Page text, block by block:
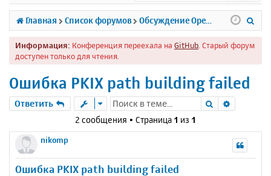
ы
л
к
р
у
м
о
д
Главная Список форумов
Информация: Конференция переехала на GitHub . Старый форум
доступен только для чтения.
Ошибка PKIX path building failed
Ответить Поиск
2 сообщения • Страница 1 из 1
nikomp
Ошибка PKIX path building failed